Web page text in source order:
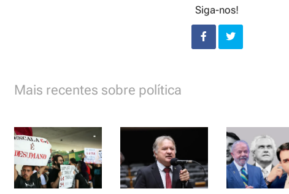
Siga-nos!
Mais recentes sobre política